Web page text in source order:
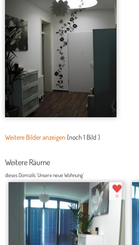
Weitere Bilder anzeigen (noch 1 Bild )
Weitere Räume
dieses Domizils 'Unsere neue Wohnung'
51